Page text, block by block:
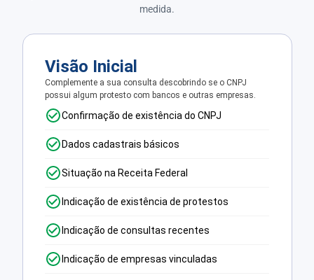
medida.
Visão Inicial
Complemente a sua consulta descobrindo se o CNPJ
possui algum protesto com bancos e outras empresas.
Confirmação de existência do CNPJ
Dados cadastrais básicos
Situação na Receita Federal
Indicação de existência de protestos
Indicação de consultas recentes
Indicação de empresas vinculadas